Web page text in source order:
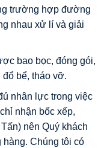
trường hợp đường
nhau xử lí và giải
bao bọc, đóng gói,
bể, tháo vỡ.
nhân lực trong việc
nhận bốc xếp,
nên Quý khách
Chúng tôi có